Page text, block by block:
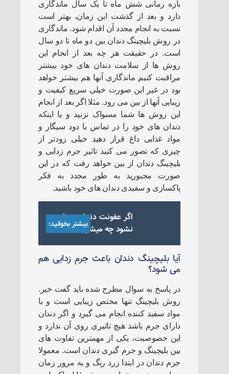
بازه زمانی شش ماه تا یک سال ماندگاری
دارد و بعد از گذشت این زمان، بهتر است
نسبت به انجام مجدد آن اقدام شود. ماندگاری
در روش بلیچینگ دندان بین دو ماه تا دو سال
است. در حقیقت هر چه بعد از انجام این
روش ها از سلامت دندان های خود بیشتر
مراقبت کنیم ماندگاری آنها هم بیشتر خواهد
بود در غیر این صورت خیلی سریع کیفیت و
زیبایی آنها از بین می رود. مثلا اگر بعد از انجام
این روش ها شما مسواک نزنید و یا اینکه
دندان های خود را در تماس با دود سیگار و
مواد غذایی داغ قرار دهید خیلی زودتر از
چیزی که تصور می کنید تاثیر جرم زدایی و
بلیچینگ دندان از بین خواهد رفت که در این
صورت مجبورید به طور مجدد به فکر
پاکسازی و سفیدی دندان های خود باشید.
اگر عفونت دندان درمان
نشود چه میشودبیشتر بخوانید:
آیا بلیچینگ دندان باعث جرم زدایی هم
می شود؟
در پاسخ به سوال مطرح شده باید گفت خیر.
روش بلیچینگ تنها مختص زیبایی است و با
مواد سفید کننده انجام می گیرد و اگر دندان
دارای جرم باشد هیچ تاثیری روی آن ندارد و
این خصوصیت، یکی از مهمترین تفاوت های
بین بلیچینگ و جرم گیری دندان است. معمولا
جرم دندان در ابتدا زرد رنگ و به مرور زمان